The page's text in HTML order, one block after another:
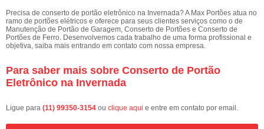
Precisa de conserto de portão eletrônico na Invernada? A Max Portões atua no
ramo de portões elétricos e oferece para seus clientes serviços como o de
Manutenção de Portão de Garagem, Conserto de Portões e Conserto de
Portões de Ferro. Desenvolvemos cada trabalho de uma forma profissional e
objetiva, saiba mais entrando em contato com nossa empresa.
Para saber mais sobre Conserto de Portão
Eletrônico na Invernada
Ligue para (11) 99350-3154 ou clique aqui e entre em contato por email.